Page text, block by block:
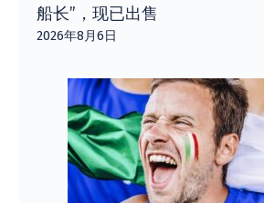
船长”，现已出售
2026年8月6日